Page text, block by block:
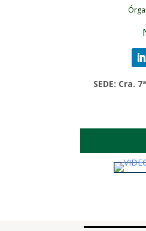
SEDE: Cra.